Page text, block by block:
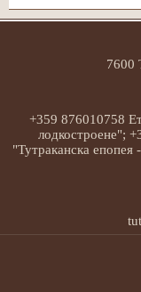
7600
+359 876010758
лодкостроене";
"Тутраканска